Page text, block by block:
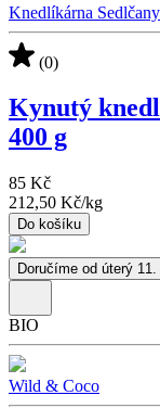
Knedlíkárna Sedlčany
(0)
Kynutý
400 g
85 Kč
212,50 Kč/kg
Do košíku
Doručíme od úterý 11.
BIO
Wild & Coco